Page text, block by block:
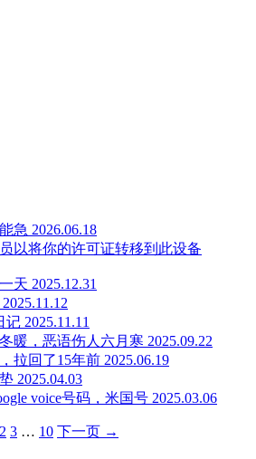
急 2026.06.18
以将你的许可证转移到此设备
天 2025.12.31
2025.11.12
记 2025.11.11
暖，恶语伤人六月寒 2025.09.22
拉回了15年前 2025.06.19
2025.04.03
voice号码，米国号 2025.03.06
2 3 … 10 下一页 →